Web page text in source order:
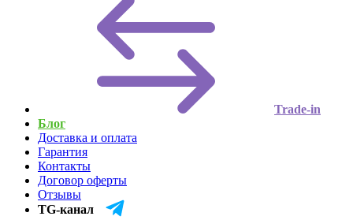
Trade-in
Блог
Доставка и оплата
Гарантия
Контакты
Договор оферты
Отзывы
TG-канал